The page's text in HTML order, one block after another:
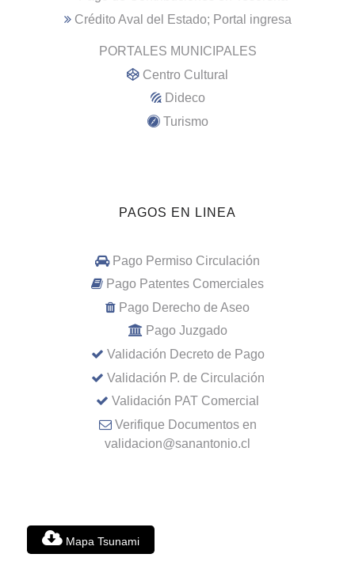
Crédito Aval del Estado; Portal ingresa
PORTALES MUNICIPALES
Centro Cultural
Dideco
Turismo
PAGOS EN LINEA
Pago Permiso Circulación
Pago Patentes Comerciales
Pago Derecho de Aseo
Pago Juzgado
Validación Decreto de Pago
Validación P. de Circulación
Validación PAT Comercial
Verifique Documentos en
validacion@sanantonio.cl
Mapa Tsunami